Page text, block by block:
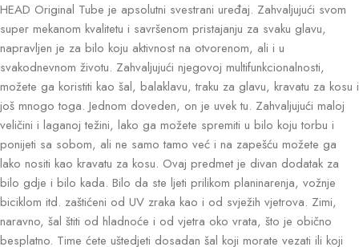
HEAD Original Tube je apsolutni svestrani uređaj. Zahvaljujući svom
super mekanom kvalitetu i savršenom pristajanju za svaku glavu,
napravljen je za bilo koju aktivnost na otvorenom, ali i u
svakodnevnom životu. Zahvaljujući njegovoj multifunkcionalnosti,
možete ga koristiti kao šal, balaklavu, traku za glavu, kravatu za kosu i
još mnogo toga. Jednom doveden, on je uvek tu. Zahvaljujući maloj
veličini i laganoj težini, lako ga možete spremiti u bilo koju torbu i
ponijeti sa sobom, ali ne samo tamo već i na zapešću možete ga
lako nositi kao kravatu za kosu. Ovaj predmet je divan dodatak za
bilo gdje i bilo kada. Bilo da ste ljeti prilikom planinarenja, vožnje
biciklom itd. zaštićeni od UV zraka kao i od svježih vjetrova. Zimi,
naravno, šal štiti od hladnoće i od vjetra oko vrata, što je obično
besplatno. Time ćete uštedjeti dosadan šal koji morate vezati ili koji